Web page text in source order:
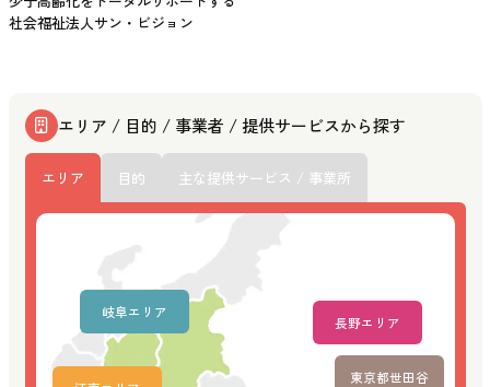
社会福祉法人サン・ビジョン
エリア / 目的 / 事業者 / 提供サービスから探す
エリア 目的 主な提供サービス / 事業所
岐阜エリア
長野エリア
東京都世田谷